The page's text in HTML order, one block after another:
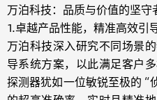
万泊科技：品质与价值的坚守
1.卓越产品性能，精准高效引
万泊科技深入研究不同场景
导系统方案，以此满足客户
探测器犹如一位敏锐至极的 “